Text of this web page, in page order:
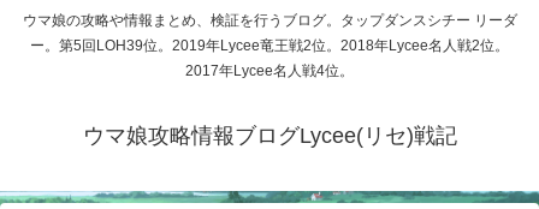
ウマ娘の攻略や情報まとめ、検証を行うブログ。タップダンスシチー リーダ
ー。第5回LOH39位。2019年Lycee竜王戦2位。2018年Lycee名人戦2位。
2017年Lycee名人戦4位。
ウマ娘攻略情報ブログLycee(リセ)戦記